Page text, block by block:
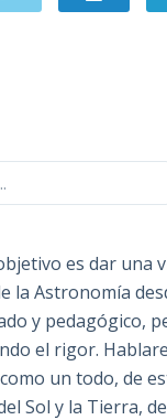
es dar una
la Astronomía
y pedagógico,
el rigor.
un todo, de
Sol y la Tierra,